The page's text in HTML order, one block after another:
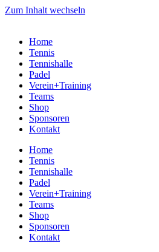
Zum Inhalt wechseln
Home
Tennis
Tennishalle
Padel
Verein+Training
Teams
Shop
Sponsoren
Kontakt
Home
Tennis
Tennishalle
Padel
Verein+Training
Teams
Shop
Sponsoren
Kontakt